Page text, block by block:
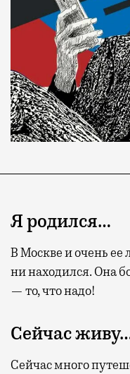
Я родился…
В Москве и очень ее
ни находился. Она
— то, что надо!
Сейчас
Сейчас много